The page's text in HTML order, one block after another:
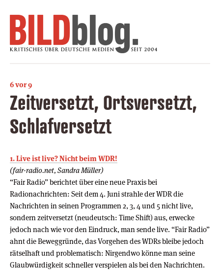
6 vor 9
Zeitversetzt, Ortsversetzt,
Schlafversetzt
1. Live ist live? Nicht beim WDR!
(fair-radio.net, Sandra Müller)
“Fair Radio” berichtet über eine neue Praxis bei
Radionachrichten: Seit dem 4. Juni strahle der WDR die
Nachrichten in seinen Programmen 2, 3, 4 und 5 nicht live,
sondern zeitversetzt (neudeutsch: Time Shift) aus, erwecke
jedoch nach wie vor den Eindruck, man sende live. “Fair Radio”
ahnt die Beweggründe, das Vorgehen des WDRs bleibe jedoch
rätselhaft und problematisch: Nirgendwo könne man seine
Glaubwürdigkeit schneller verspielen als bei den Nachrichten.